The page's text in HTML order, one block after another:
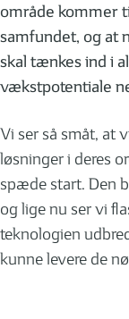
område kommer
samfundet, og at
skal tænkes ind i
vækstpotentiale
Vi ser så småt, at
løsninger i deres
spæde start. Den
og lige nu ser vi
teknologien
kunne levere de